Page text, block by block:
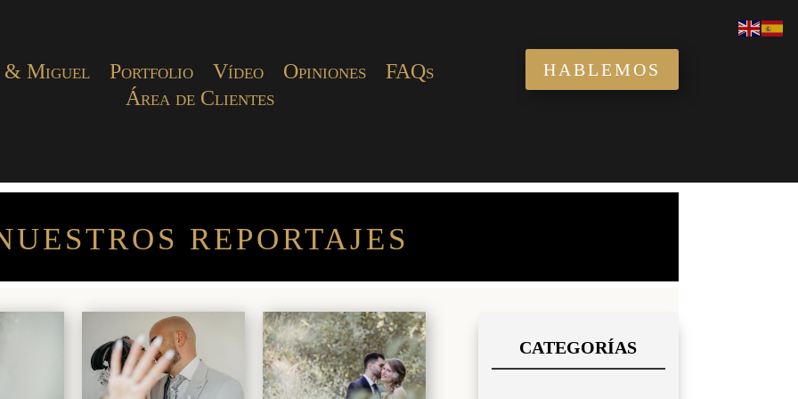
& Miguel Portfolio Vídeo Opiniones
FAQs
Área de Clientes
HABLEMOS
REPORTAJES